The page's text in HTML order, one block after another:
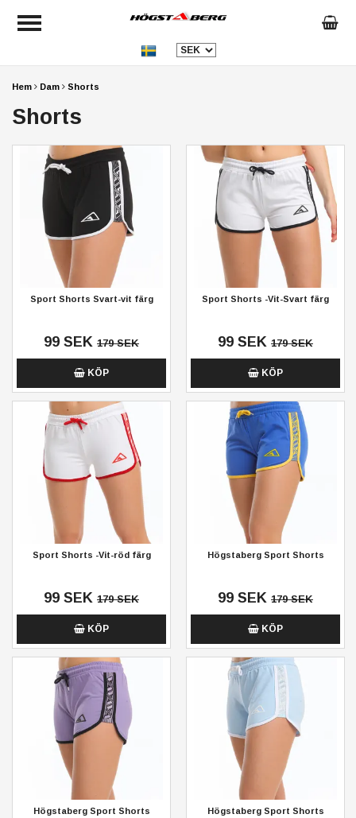
Hem Dam Shorts
Shorts
Sport Shorts Svart-vit färg
99 SEK 179 SEK
KÖP
Sport Shorts -Vit-Svart färg
99 SEK 179 SEK
KÖP
Sport Shorts -Vit-röd färg
99 SEK 179 SEK
KÖP
Högstaberg Sport Shorts
99 SEK 179 SEK
KÖP
Högstaberg Sport Shorts Högstaberg Sport Shorts